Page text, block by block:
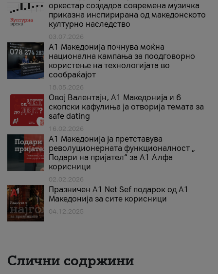
оркестар создадоа современа музичка
приказна инспирирана од македонското
културно наследство
03.07.2026
A1 Македонија почнува моќна
национална кампања за поодговорно
користење на технологијата во
сообраќајот
18.05.2026
Овој Валентајн, A1 Македонија и 6
скопски кафулиња ја отворија темата за
safe dating
16.02.2026
А1 Македонија ја претставува
револуционерната функционалност „
Подари на пријател“ за А1 Алфа
корисници
02.02.2026
Празничен A1 Net Sеf подарок од А1
Македонија за сите корисници
04.12.2025
Слични содржини